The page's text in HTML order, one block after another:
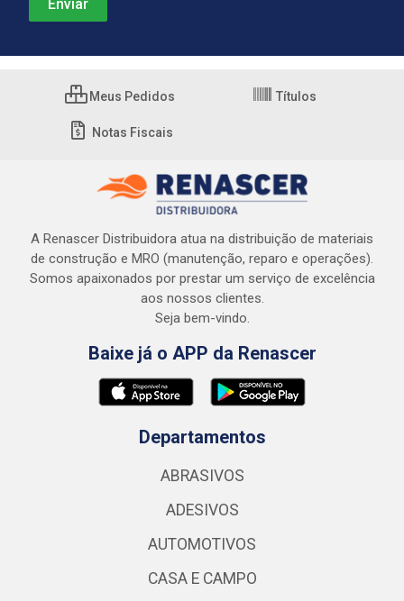
Meus Pedidos Títulos
Notas Fiscais
A Renascer Distribuidora atua na distribuição de materiais
de construção e MRO (manutenção, reparo e operações).
Somos apaixonados por prestar um serviço de excelência
aos nossos clientes.
Seja bem-vindo.
Baixe já o APP da Renascer
Departamentos
ABRASIVOS
ADESIVOS
AUTOMOTIVOS
CASA E CAMPO